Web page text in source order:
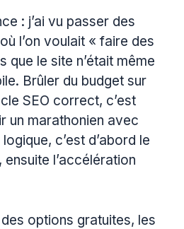
: j’ai vu passer des
l’on voulait « faire des
que le site n’était même
Brûler du budget sur
SEO correct, c’est
un marathonien avec
c’est d’abord le
l’accélération
options gratuites, les